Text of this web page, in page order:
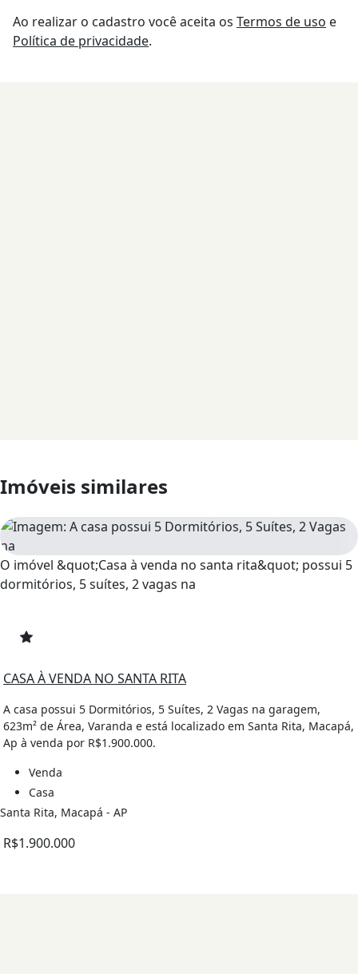
Ao realizar o cadastro você aceita os Termos de uso e
Política de privacidade.
Imóveis similares
O imóvel &quot;Casa à venda no santa rita&quot; possui 5
dormitórios, 5 suítes, 2 vagas na
CASA À VENDA NO SANTA RITA
A casa possui 5 Dormitórios, 5 Suítes, 2 Vagas na garagem,
623m² de Área, Varanda e está localizado em Santa Rita, Macapá,
Ap à venda por R$1.900.000.
Venda
Casa
Santa Rita, Macapá - AP
R$1.900.000